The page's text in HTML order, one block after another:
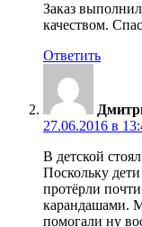
Заказ
качеством.
Ответить
27.06.2016 в
В детской
Поскольку
протёрли
карандашами.
помогали ну